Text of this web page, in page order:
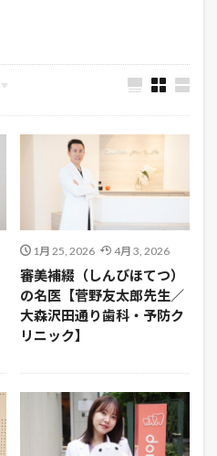
1月 25, 2026 4月 3, 2026
審美補綴（しんびほてつ）
の名医【菅野友太郎先生／
大森沢田通り歯科・予防ク
リニック】